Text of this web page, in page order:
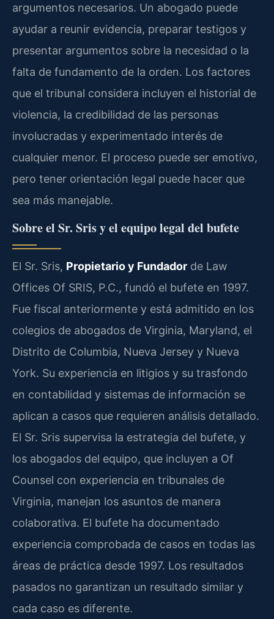
argumentos necesarios. Un abogado puede
ayudar a reunir evidencia, preparar testigos y
presentar argumentos sobre la necesidad o la
falta de fundamento de la orden. Los factores
que el tribunal considera incluyen el historial de
violencia, la credibilidad de las personas
involucradas y experimentado interés de
cualquier menor. El proceso puede ser emotivo,
pero tener orientación legal puede hacer que
sea más manejable.
Sobre el Sr. Sris y el equipo legal del bufete
El Sr. Sris, Propietario y Fundador de Law
Offices Of SRIS, P.C., fundó el bufete en 1997.
Fue fiscal anteriormente y está admitido en los
colegios de abogados de Virginia, Maryland, el
Distrito de Columbia, Nueva Jersey y Nueva
York. Su experiencia en litigios y su trasfondo
en contabilidad y sistemas de información se
aplican a casos que requieren análisis detallado.
El Sr. Sris supervisa la estrategia del bufete, y
los abogados del equipo, que incluyen a Of
Counsel con experiencia en tribunales de
Virginia, manejan los asuntos de manera
colaborativa. El bufete ha documentado
experiencia comprobada de casos en todas las
áreas de práctica desde 1997. Los resultados
pasados no garantizan un resultado similar y
cada caso es diferente.